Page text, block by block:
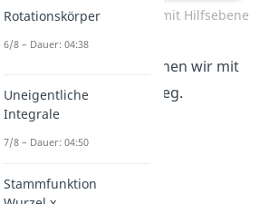
Abstand parallele Geraden mit Hilfsebene
In unserem Beispiel rechnen wir mit
genau diesem Lösungsweg.
Rotationskörper
6/8 – Dauer: 04:38
Uneigentliche
Integrale
7/8 – Dauer: 04:50
Stammfunktion